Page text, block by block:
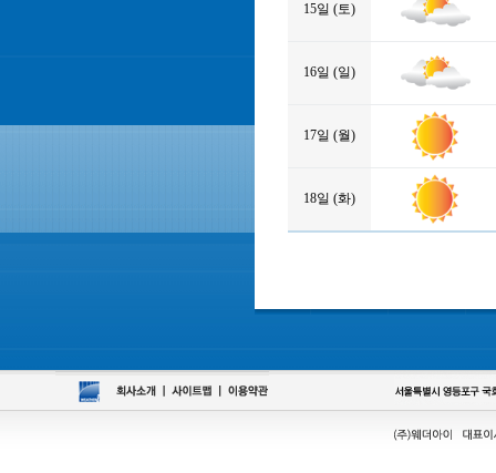
15일 (토)
16일 (일)
17일 (월)
18일 (화)